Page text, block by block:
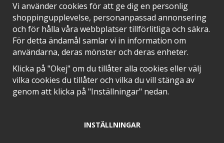
SNABB LEVERANS MED
EN DEL AV
Vi använder cookies för att ge dig en personlig
shoppingupplevelse, personanpassad annonsering
och för hålla våra webbplatser tillförlitliga och säkra.
För detta ändamål samlar vi in information om
användarna, deras mönster och deras enheter.
Klicka på "Okej" om du tillåter alla cookies eller välj
vilka cookies du tillåter och vilka du vill stänga av
genom att klicka på "Inställningar" nedan.
INSTÄLLNINGAR